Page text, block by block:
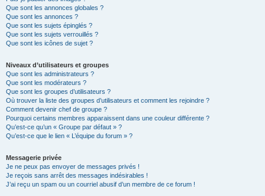
Que sont les annonces globales ?
Que sont les annonces ?
Que sont les sujets épinglés ?
Que sont les sujets verrouillés ?
Que sont les icônes de sujet ?
Niveaux d’utilisateurs et groupes
Que sont les administrateurs ?
Que sont les modérateurs ?
Que sont les groupes d’utilisateurs ?
Où trouver la liste des groupes d’utilisateurs et comment les rejoindre ?
Comment devenir chef de groupe ?
Pourquoi certains membres apparaissent dans une couleur différente ?
Qu’est-ce qu’un « Groupe par défaut » ?
Qu’est-ce que le lien « L’équipe du forum » ?
Messagerie privée
Je ne peux pas envoyer de messages privés !
Je reçois sans arrêt des messages indésirables !
J’ai reçu un spam ou un courriel abusif d’un membre de ce forum !